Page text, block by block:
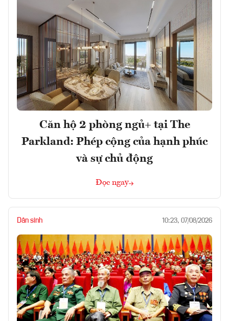
Căn hộ 2 phòng ngủ+ tại The
Parkland: Phép cộng của hạnh phúc
và sự chủ động
Đọc ngay
Dân sinh 10:23, 07/08/2026